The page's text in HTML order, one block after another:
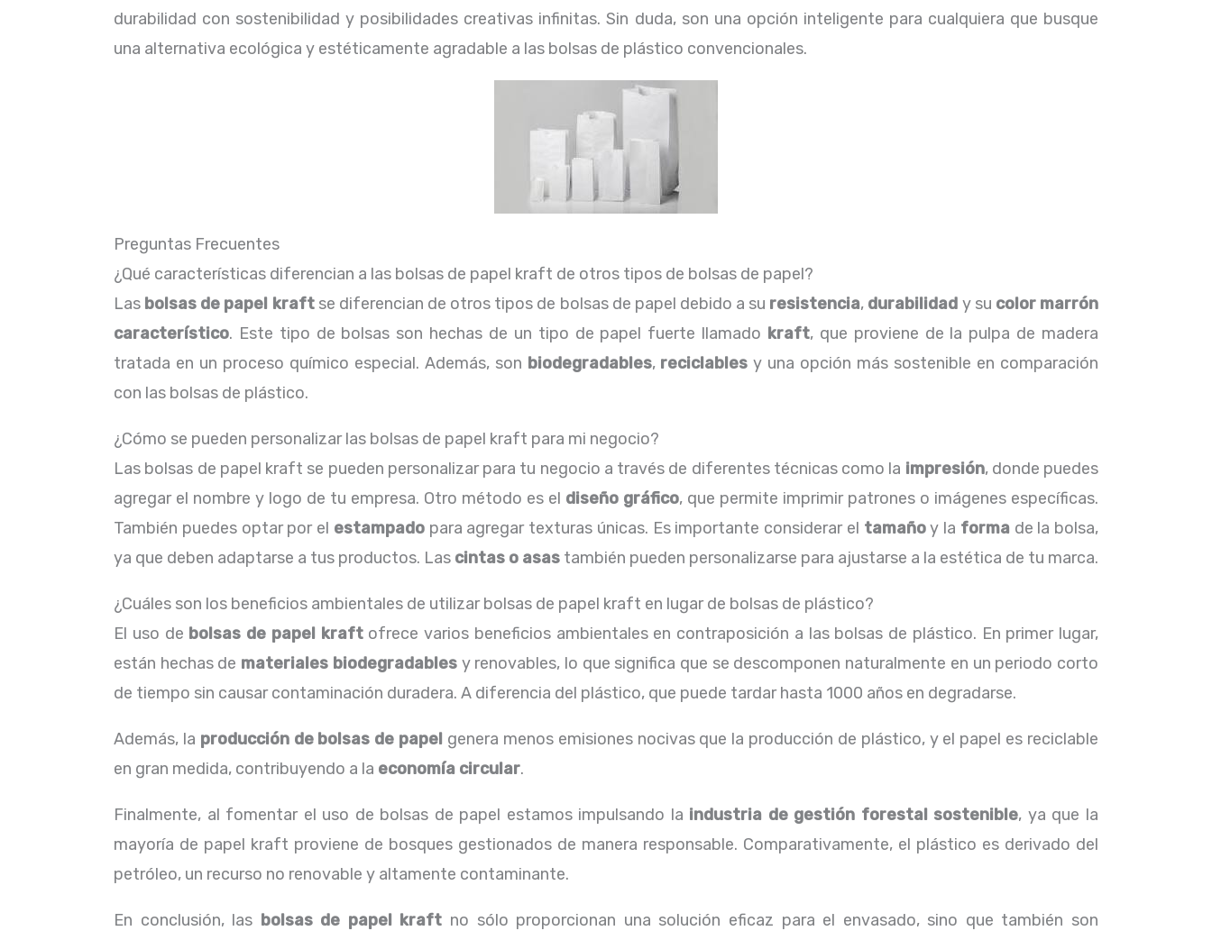
durabilidad con sostenibilidad y posibilidades creativas infinitas. Sin duda, son una opción inteligente para cualquiera que busque
una alternativa ecológica y estéticamente agradable a las bolsas de plástico convencionales.
Preguntas Frecuentes
¿Qué características diferencian a las bolsas de papel kraft de otros tipos de bolsas de papel?
Las bolsas de papel kraftse diferencian de otros tipos de bolsas de papel debido a su resistencia, durabilidad y su color marrón
característico. Este tipo de bolsas son hechas de un tipo de papel fuerte llamado kraft, que proviene de la pulpa de madera
tratada en un proceso químico especial. Además, son biodegradables, reciclables y una opción más sostenible en comparación
con las bolsas de plástico.
¿Cómo se pueden personalizar las bolsas de papel kraft para mi negocio?
Las bolsas de papel kraft se pueden personalizar para tu negocio a través de diferentes técnicas como la impresión, donde puedes
agregar el nombre y logo de tu empresa. Otro método es el diseño gráfico, que permite imprimir patrones o imágenes específicas.
También puedes optar por el estampadopara agregar texturas únicas. Es importante considerar el tamañoy la formade la bolsa,
ya que deben adaptarse a tus productos. Las cintas o asas también pueden personalizarse para ajustarse a la estética de tu marca.
¿Cuáles son los beneficios ambientales de utilizar bolsas de papel kraft en lugar de bolsas de plástico?
El uso de bolsas de papel kraftofrece varios beneficios ambientales en contraposición a las bolsas de plástico. En primer lugar,
están hechas de materiales biodegradablesy renovables, lo que significa que se descomponen naturalmente en un periodo corto
de tiempo sin causar contaminación duradera. A diferencia del plástico, que puede tardar hasta 1000 años en degradarse.
Además, la producción de bolsas de papel genera menos emisiones nocivas que la producción de plástico, y el papel es reciclable
en gran medida, contribuyendo a la economía circular.
Finalmente, al fomentar el uso de bolsas de papel estamos impulsando la industria de gestión forestal sostenible, ya que la
mayoría de papel kraft proviene de bosques gestionados de manera responsable. Comparativamente, el plástico es derivado del
petróleo, un recurso no renovable y altamente contaminante.
En conclusión, las bolsas de papel kraft no sólo proporcionan una solución eficaz para el envasado, sino que también son